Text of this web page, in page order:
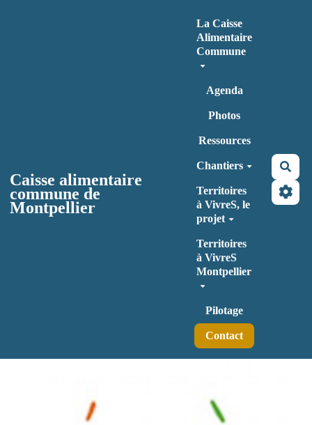
Caisse alimentaire
commune de
Montpellier
La Caisse
Alimentaire
Commune
Agenda
Photos
Ressources
Chantiers
Territoires
à VivreS, le
projet
Territoires
à VivreS
Montpellier
Pilotage
Contact